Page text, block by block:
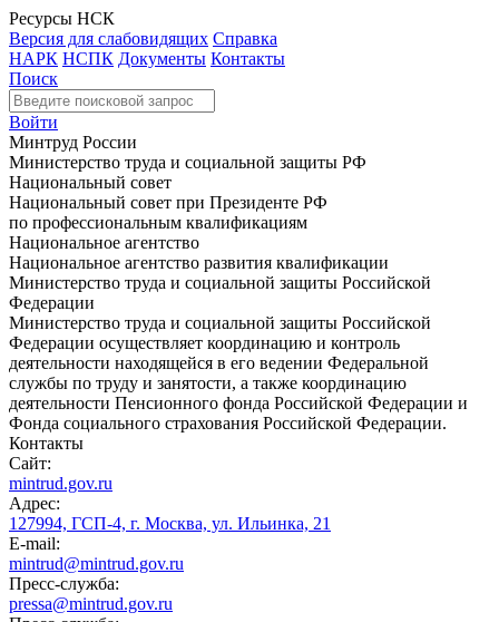
Ресурсы НСК
Версия для слабовидящих Справка
НАРК НСПК Документы Контакты
Поиск
Войти
Минтруд России
Министерство труда и социальной защиты РФ
Национальный совет
Национальный совет при Президенте РФ
по профессиональным квалификациям
Национальное агентство
Национальное агентство развития квалификации
Министерство труда и социальной защиты Российской
Федерации
Министерство труда и социальной защиты Российской
Федерации осуществляет координацию и контроль
деятельности находящейся в его ведении Федеральной
службы по труду и занятости, а также координацию
деятельности Пенсионного фонда Российской Федерации и
Фонда социального страхования Российской Федерации.
Контакты
Сайт:
mintrud.gov.ru
Адрес:
127994, ГСП-4, г. Москва, ул. Ильинка, 21
E-mail:
mintrud@mintrud.gov.ru
Пресс-служба:
pressa@mintrud.gov.ru